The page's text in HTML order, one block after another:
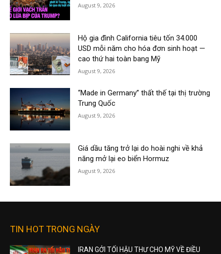
August 9, 2026
Hộ gia đình California tiêu tốn 34.000
USD mỗi năm cho hóa đơn sinh hoạt —
cao thứ hai toàn bang Mỹ
August 9, 2026
“Made in Germany” thất thế tại thị trường
Trung Quốc
August 9, 2026
Giá dầu tăng trở lại do hoài nghi về khả
năng mở lại eo biển Hormuz
August 9, 2026
TIN HOT TRONG NGÀY
IRAN GỞI TỐI HẬU THƯ CHO MỸ VỀ ĐIỀU